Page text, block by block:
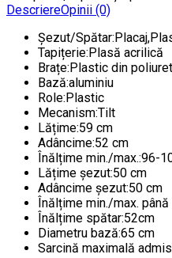
DescriereOpinii (0)
Șezut/
Tapițerie:Plasă acrilică
Brațe:Plastic din
Bază:aluminiu
Role:Plastic
Mecanism:Tilt
Lățime:59 cm
Adâncime:52 cm
Înălțime min./max.:96-
Lățime șezut:50 cm
Adâncime șezut:50 cm
Înălțime min./max.
Înălțime spătar:52cm
Diametru bază:65 cm
Sarcină maximală